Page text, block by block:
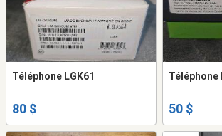
Téléphone LGK61
80 $ 50 $